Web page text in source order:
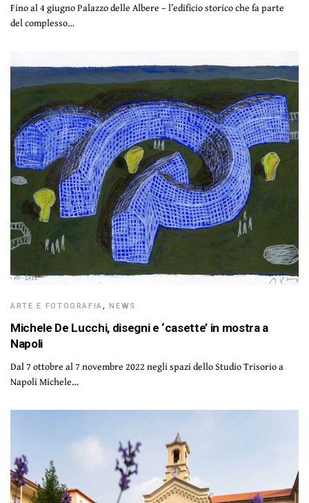
Fino al 4 giugno Palazzo delle Albere – l’edificio storico che fa parte
del complesso…
ARTE E FOTOGRAFIA, NEWS
Michele De Lucchi, disegni e ‘casette’ in mostra a
Napoli
Dal 7 ottobre al 7 novembre 2022 negli spazi dello Studio Trisorio a
Napoli Michele…